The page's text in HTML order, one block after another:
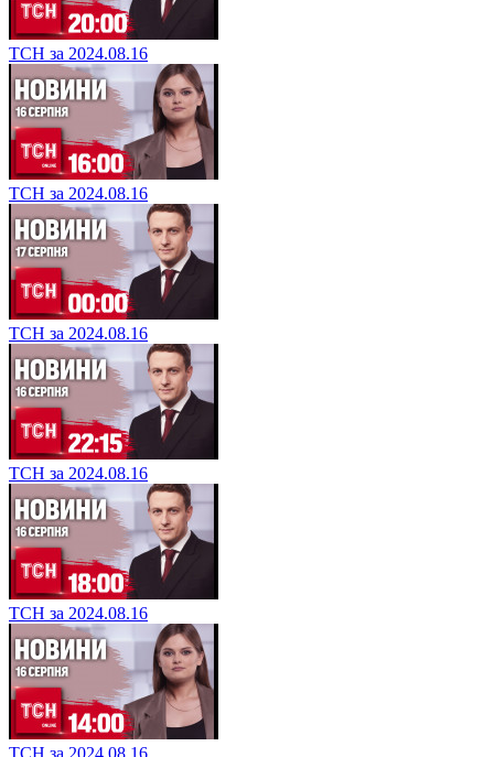
ТСН за 2024.08.16
ТСН за 2024.08.16
ТСН за 2024.08.16
ТСН за 2024.08.16
ТСН за 2024.08.16
ТСН за 2024.08.16